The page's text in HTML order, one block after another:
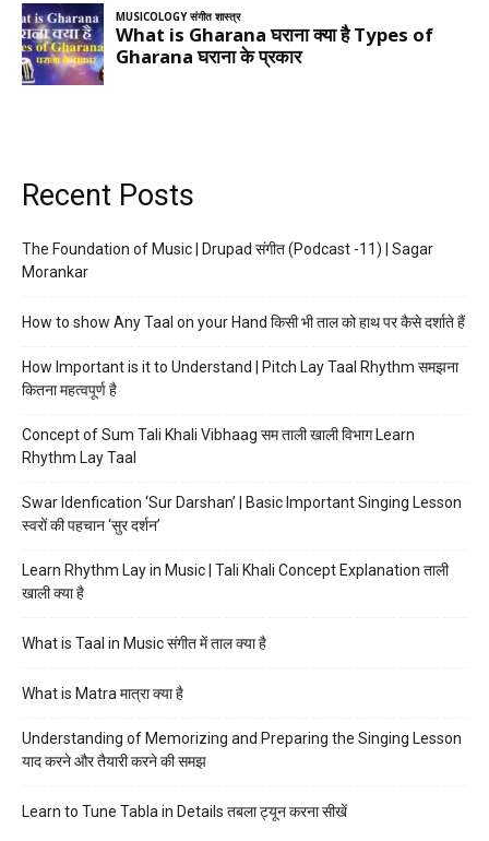
Recent Posts
The Foundation of Music | Drupad संगीत (Podcast -11) | Sagar
Morankar
How to show Any Taal on your Hand किसी भी ताल को हाथ पर कैसे दर्शाते हैं
How Important is it to Understand | Pitch Lay Taal Rhythm समझना
कितना महत्वपूर्ण है
Concept of Sum Tali Khali Vibhaag सम ताली खाली विभाग Learn
Rhythm Lay Taal
Swar Idenfication ‘Sur Darshan’ | Basic Important Singing Lesson
स्वरों की पहचान ‘सुर दर्शन’
Learn Rhythm Lay in Music | Tali Khali Concept Explanation ताली
खाली क्या है
What is Taal in Music संगीत में ताल क्या है
What is Matra मात्रा क्या है
Understanding of Memorizing and Preparing the Singing Lesson
याद करने और तैयारी करने की समझ
Learn to Tune Tabla in Details तबला ट्यून करना सीखें